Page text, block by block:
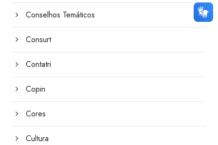
Conselhos Temáticos
Consurt
Contatri
Copin
Cores
Cultura